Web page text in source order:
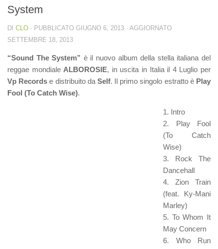
System
DI CLO · PUBBLICATO GIUGNO 6, 2013 · AGGIORNATO
SETTEMBRE 18, 2013
“Sound The System” è il nuovo album della stella italiana del
reggae mondiale ALBOROSIE, in uscita in Italia il 4 Luglio per
Vp Records e distribuito da Self. Il primo singolo estratto è Play
Fool (To Catch Wise).
1. Intro
2. Play Fool
(To Catch
Wise)
3. Rock The
Dancehall
4. Zion Train
(feat. Ky-Mani
Marley)
5. To Whom It
May Concern
6. Who Run